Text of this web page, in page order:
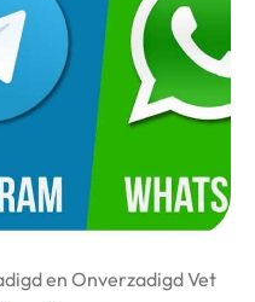
Tech
en Onverzadigd Vet